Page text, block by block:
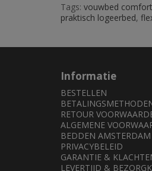
Tags: vouwbed comfort
praktisch logeerbed,
Informatie
BESTELLEN
RETOUR
ALGEMENE
BEDDEN
PRIVACYBELEID
GARANTIE &
LEVERTIJD &